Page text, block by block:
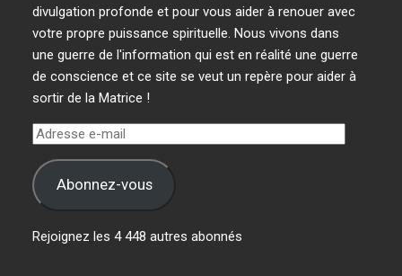
divulgation profonde et pour vous aider à renouer avec
votre propre puissance spirituelle. Nous vivons dans
une guerre de l'information qui est en réalité une guerre
de conscience et ce site se veut un repère pour aider à
sortir de la Matrice !
Adresse
mail Abonnez-vous
Rejoignez les 4 448 autres abonnés